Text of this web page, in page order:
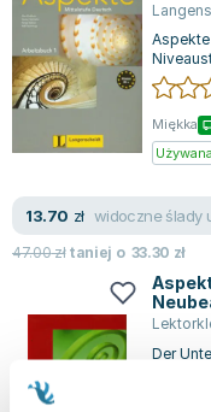
Miękka
Używana
13.70 zł widoczne ślady
47.00złtaniej o 33.30 zł
Der
den